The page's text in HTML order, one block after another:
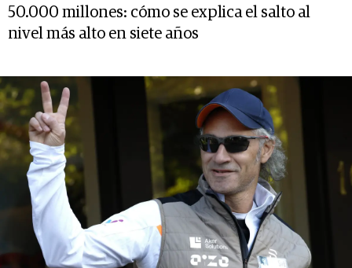
50.000 millones: cómo se explica el salto al
nivel más alto en siete años